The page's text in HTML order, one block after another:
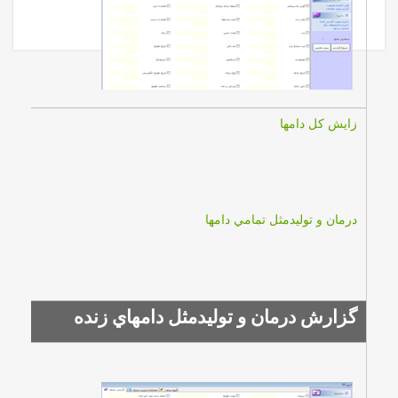
فرم همکاری با مدیران
فرم تقاضای دوره آموزشی مدیران
زايش كل دامها
درمان و توليدمثل تمامي دامها
گزارش درمان و توليدمثل دامهاي زنده